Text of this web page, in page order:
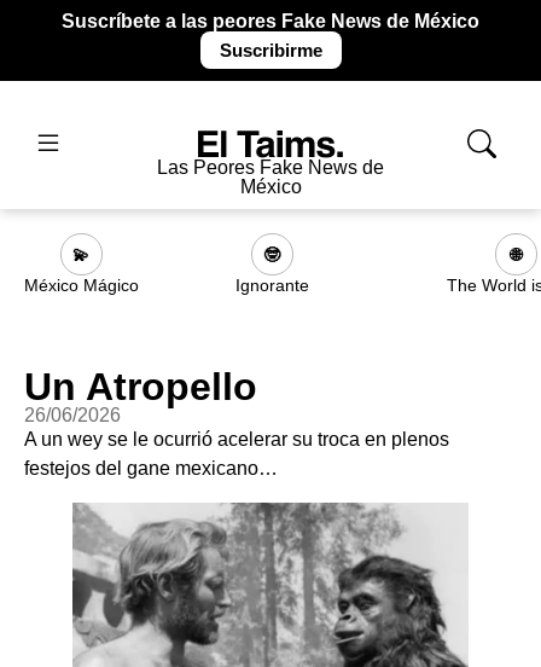
Suscríbete a las peores Fake News de México
Suscribirme
Las Peores Fake News de
México
💫
México Mágico
🤓
Ignorante
🌐
The World
Un Atropello
26/06/2026
A un wey se le ocurrió acelerar su troca en plenos
festejos del gane mexicano…